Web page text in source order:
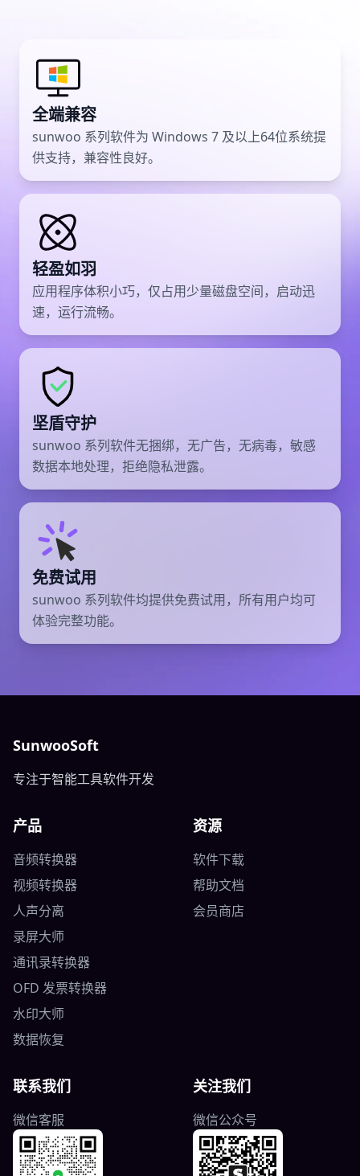
全端兼容
sunwoo 系列软件为 Windows 7 及以上64位系统提
供支持，兼容性良好。
轻盈如羽
应用程序体积小巧，仅占用少量磁盘空间，启动迅
速，运行流畅。
坚盾守护
sunwoo 系列软件无捆绑，无广告，无病毒，敏感
数据本地处理，拒绝隐私泄露。
免费试用
sunwoo 系列软件均提供免费试用，所有用户均可
体验完整功能。
SunwooSoft
专注于智能工具软件开发
产品
音频转换器
视频转换器
人声分离
录屏大师
通讯录转换器
OFD 发票转换器
水印大师
数据恢复
资源
软件下载
帮助文档
会员商店
联系我们
微信客服
关注我们
微信公众号